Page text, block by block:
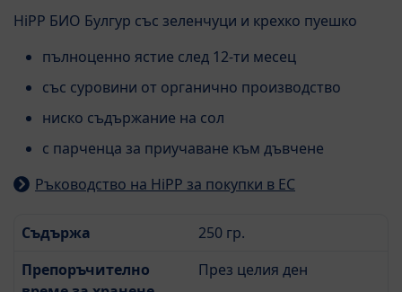
HiPP БИО Булгур със зеленчуци и крехко пуешко
пълноценно ястие след 12-ти месец
със суровини от органично производство
ниско съдържание на сол
с парченца за приучаване към дъвчене
Ръководство на HiPP за покупки в ЕС
Съдържа
250 гр.
Препоръчително
През целия ден